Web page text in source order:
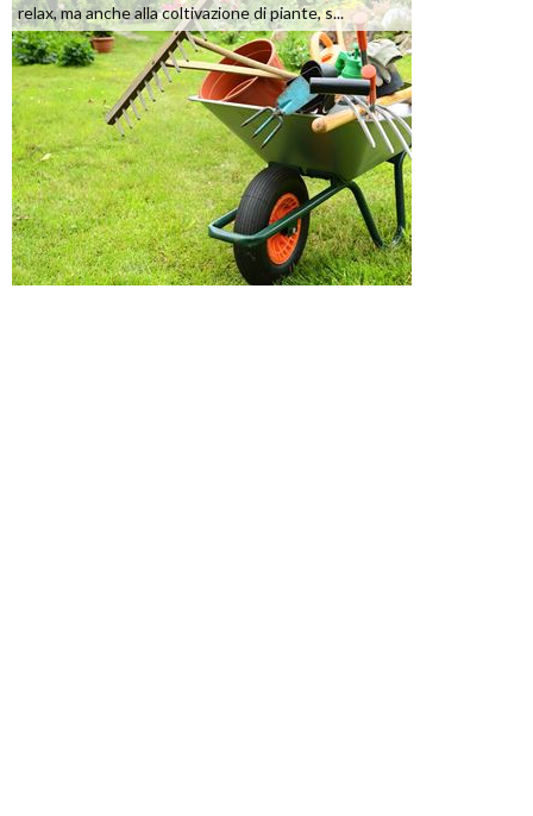
relax, ma anche alla coltivazione di piante, s...